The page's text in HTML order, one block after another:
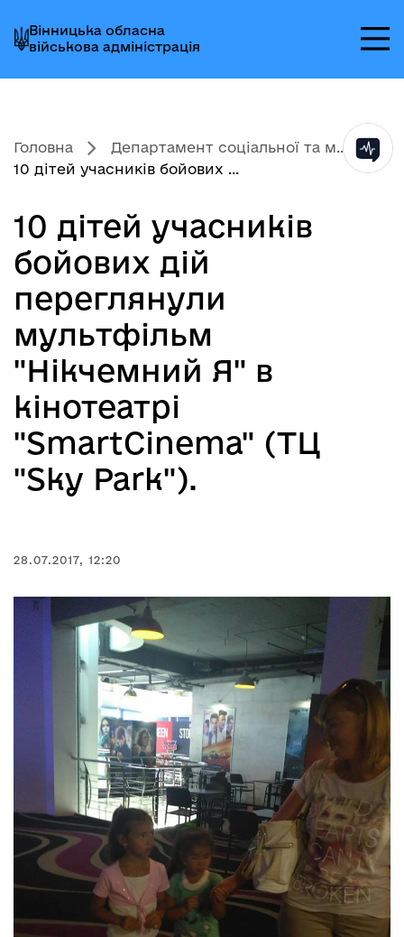
до
головного
меню
до
головного
вмісту
до
головного
колонтитула
Вінницька обласна
військова адміністрація
Головна
Департамент соціальної та м...
10 дітей учасників бойових ...
10 дітей учасників
бойових дій
переглянули
мультфільм
"Нікчемний Я" в
кінотеатрі
"SmartCinema" (ТЦ
"Sky Park").
28.07.2017, 12:20